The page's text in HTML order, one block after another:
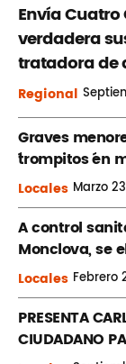
Envía
verdadera
tratadora de
Regional
Graves
´trompitos ´en
Locales Marzo
A control
Monclova, se
Locales Febrero
PRESENTA
CIUDADANO